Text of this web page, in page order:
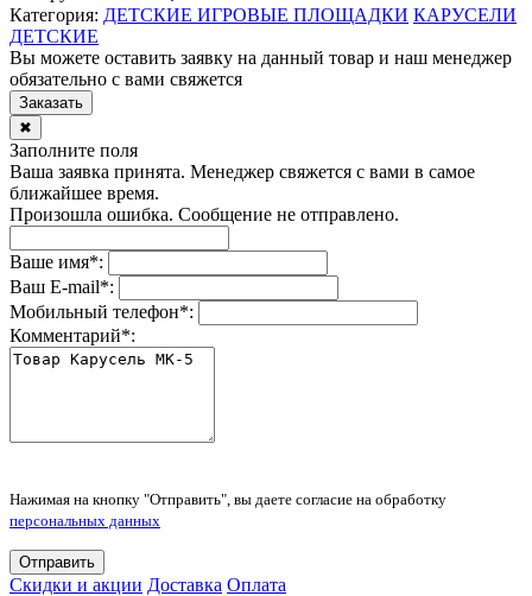
Категория: ДЕТСКИЕ ИГРОВЫЕ ПЛОЩАДКИ КАРУСЕЛИ
ДЕТСКИЕ
Вы можете оставить заявку на данный товар и наш менеджер
обязательно с вами свяжется
Заказать
✖
Заполните поля
Ваша заявка принята. Менеджер свяжется с вами в самое
ближайшее время.
Произошла ошибка. Сообщение не отправлено.
Ваше имя*:
Ваш E-mail*:
Мобильный телефон*:
Комментарий*:
Нажимая на кнопку "Отправить", вы даете согласие на обработку
персональных данных
Отправить
Скидки и акции Доставка Оплата